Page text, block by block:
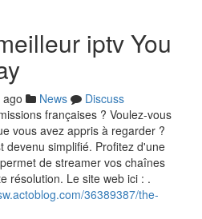
iptv​ You
News
Discuss
françaises ? Voulez-vous
vous avez appris à regarder ?
devenu simplifié. Profitez d'une
de streamer vos chaînes
résolution. Le site web ici : .
36389387/the-